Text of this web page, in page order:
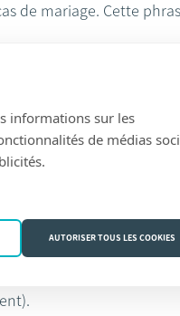
de mariage. Cette
conjoint. En plus, vous
familial.
envers votre époux.
droit à une pension de
sociale en cas de
informations sur les
de médias
AUTORISER TOUS LES COOKIES